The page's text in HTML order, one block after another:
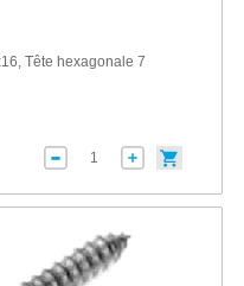
Tête hexagonale 7